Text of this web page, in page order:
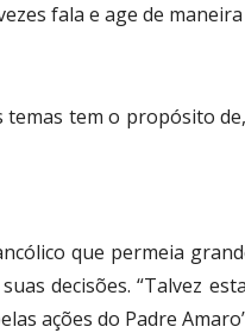
fala e age de
temas tem o propósito
que permeia
decisões. “Talvez
ações do Padre